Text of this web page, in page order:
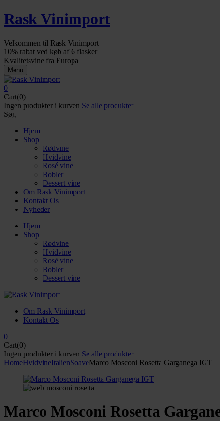
Rask Vinimport
Velkommen til Rask Vinimport
10% rabat ved køb af 6 flasker
Kvalitetsvine fra Europa
Menu
0
Cart(0)
Ingen produkter i kurven Se alle produkter
Søg
Hjem
Shop
Rødvine
Hvidvine
Rosé vine
Bobler
Dessert vine
Om Rask Vinimport
Kontakt Os
Nyheder
Hjem
Shop
Rødvine
Hvidvine
Rosé vine
Bobler
Dessert vine
Om Rask Vinimport
Kontakt Os
0
Cart(0)
Ingen produkter i kurven Se alle produkter
HomeHvidvineItalienSoaveMarco Mosconi Rosetta Garganega IGT
Marco Mosconi Rosetta